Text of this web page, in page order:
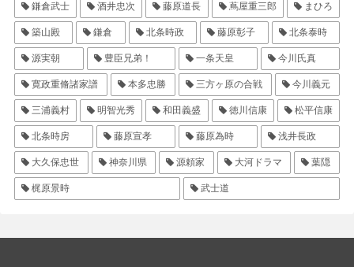
鎌倉武士 酒井忠次 藤原道長 蔦屋重三郎 まひろ
築山殿 鎌倉 北条時政 藤原彰子 北条泰時
源実朝 豊臣兄弟！ 一条天皇 今川氏真
寛政重脩諸家譜 本多忠勝 三方ヶ原の合戦 今川義元
三浦義村 明智光秀 和田義盛 徳川信康 松平信康
北条時房 藤原宣孝 藤原為時 浅井長政
大久保忠世 神奈川県 源頼家 大河ドラマ 葉隠
梶原景時 武士道